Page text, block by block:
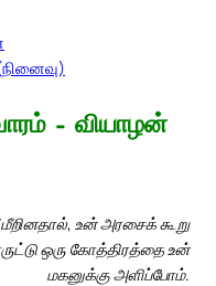
– வியாழன்
உன் அரசைக் கூறு
ஒரு கோத்திரத்தை உன்
மகனுக்கு அளிப்போம்.